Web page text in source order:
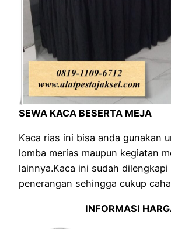
SEWA KACA BESERTA MEJA
Kaca rias ini bisa anda gunakan
lomba merias maupun kegiatan
lainnya.Kaca ini sudah
penerangan sehingga cukup
INFORMASI